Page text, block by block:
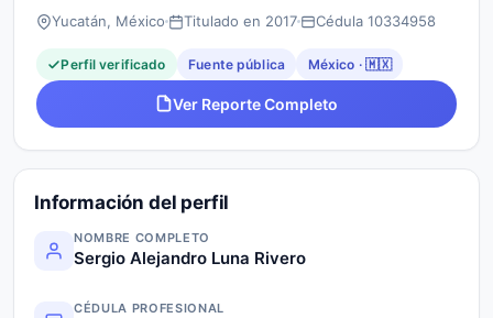
Yucatán, México Titulado en 2017 Cédula 10334958
Perfil verificado Fuente pública México · 🇲🇽
Ver Reporte Completo
Información del perfil
NOMBRE COMPLETO
Sergio Alejandro Luna Rivero
CÉDULA PROFESIONAL